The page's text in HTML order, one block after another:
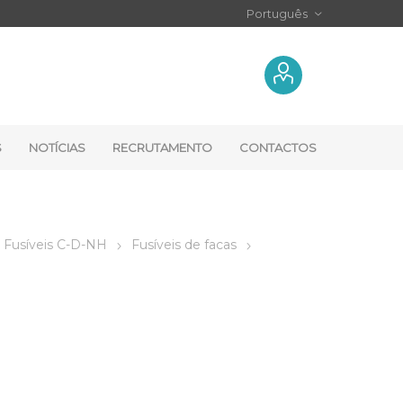
NOTÍCIAS RECRUTAMENTO CONTACTOS
Fusíveis C-D-NH Fusíveis de facas